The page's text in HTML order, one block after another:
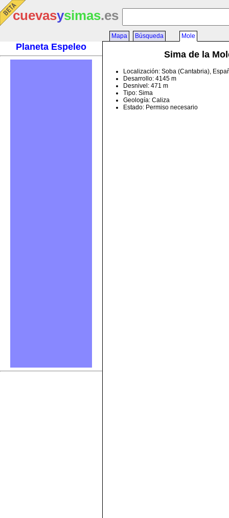
cuevasysimas.es
Planeta Espeleo
Mapa Búsqueda Mole
Sima de la
Localización: Soba (Cantabria),
Desarrollo: 4145 m
Desnivel: 471 m
Tipo: Sima
Geología: Caliza
Estado: Permiso necesario